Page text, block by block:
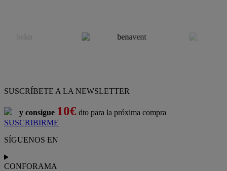
SUSCRÍBETE A LA NEWSLETTER
y consigue 10€ dto para la próxima compra
SUSCRIBIRME
SÍGUENOS EN
CONFORAMA